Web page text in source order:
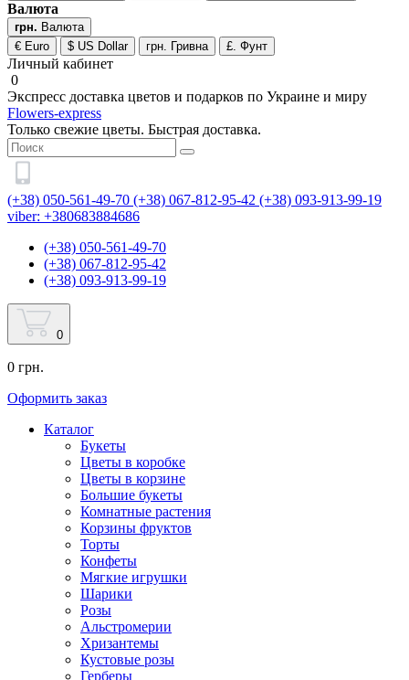
Валюта
грн. Валюта
€ Euro
$ US Dollar грн. Гривна £. Фунт
Личный кабинет
0
Экспресс доставка цветов и подарков по Украине и миру
Flowers-express
Только свежие цветы. Быстрая доставка.
(+38) 050-561-49-70 (+38) 067-812-95-42 (+38) 093-913-99-19
viber: +380683884686
(+38) 050-561-49-70
(+38) 067-812-95-42
(+38) 093-913-99-19
0
0 грн.
Оформить заказ
Каталог
Букеты
Цветы в коробке
Цветы в корзине
Большие букеты
Комнатные растения
Корзины фруктов
Торты
Конфеты
Мягкие игрушки
Шарики
Розы
Альстромерии
Хризантемы
Кустовые розы
Герберы